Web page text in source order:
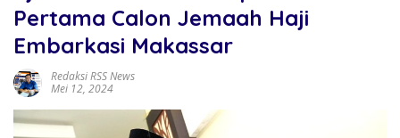
Pertama Calon Jemaah Haji
Embarkasi Makassar
Redaksi RSS News
Mei 12, 2024